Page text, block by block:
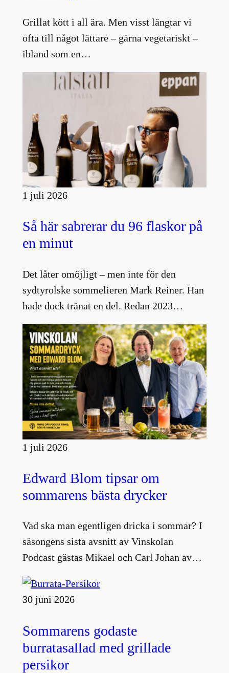
Grillat kött i all ära. Men visst längtar vi
ofta till något lättare – gärna vegetariskt –
ibland som en…
1 juli 2026
Så här sabrerar du 96 flaskor på
en minut
Det låter omöjligt – men inte för den
sydtyrolske sommelieren Mark Reiner. Han
hade dock tränat en del. Redan 2023…
1 juli 2026
Edward Blom tipsar om
sommarens bästa drycker
Vad ska man egentligen dricka i sommar? I
säsongens sista avsnitt av Vinskolan
Podcast gästas Mikael och Carl Johan av…
30 juni 2026
Sommarens godaste
burratasallad med grillade
persikor